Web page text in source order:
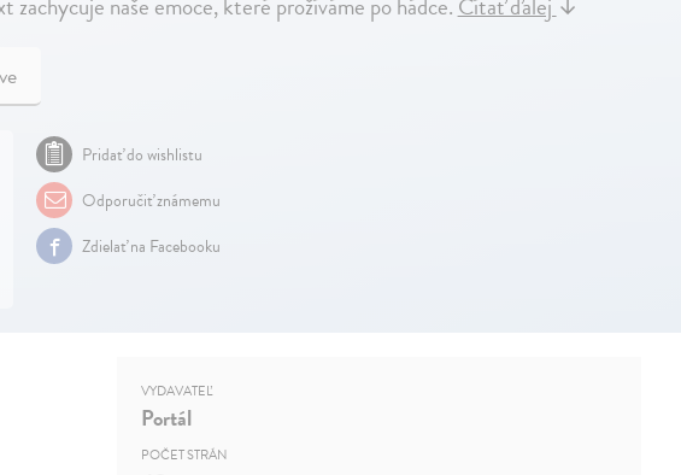
Pridať do wishlistu
Odporučiť známemu
Zdielať na Facebooku
VYDAVATEĽ
Portál
POČET STRÁN